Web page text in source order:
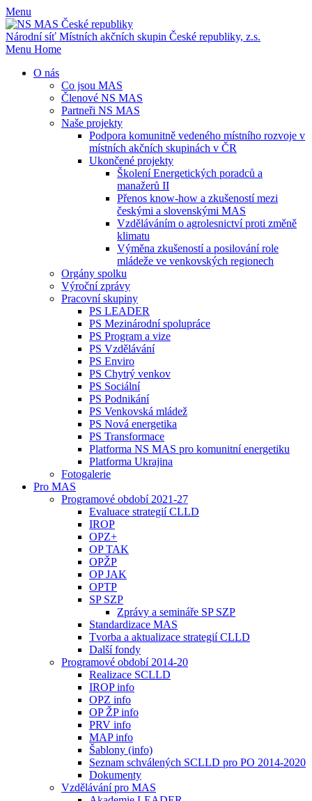
Menu
Národní síť Místních akčních skupin České republiky, z.s.
Menu Home
O nás
Co jsou MAS
Členové NS MAS
Partneři NS MAS
Naše projekty
Podpora komunitně vedeného místního rozvoje v
místních akčních skupinách v ČR
Ukončené projekty
Školení Energetických poradců a
manažerů II
Přenos know-how a zkušeností mezi
českými a slovenskými MAS
Vzděláváním o agrolesnictví proti změně
klimatu
Výměna zkušeností a posilování role
mládeže ve venkovských regionech
Orgány spolku
Výroční zprávy
Pracovní skupiny
PS LEADER
PS Mezinárodní spolupráce
PS Program a vize
PS Vzdělávání
PS Enviro
PS Chytrý venkov
PS Sociální
PS Podnikání
PS Venkovská mládež
PS Nová energetika
PS Transformace
Platforma NS MAS pro komunitní energetiku
Platforma Ukrajina
Fotogalerie
Pro MAS
Programové období 2021-27
Evaluace strategií CLLD
IROP
OPZ+
OP TAK
OPŽP
OP JAK
OPTP
SP SZP
Zprávy a semináře SP SZP
Standardizace MAS
Tvorba a aktualizace strategií CLLD
Další fondy
Programové období 2014-20
Realizace SCLLD
IROP info
OPZ info
OP ŽP info
PRV info
MAP info
Šablony (info)
Seznam schválených SCLLD pro PO 2014-2020
Dokumenty
Vzdělávání pro MAS